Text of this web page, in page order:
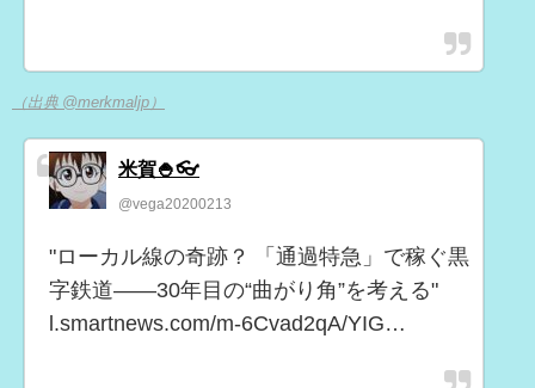
（出典 @merkmaljp）
米賀🍚👓
@vega20200213
"ローカル線の奇跡？ 「通過特急」で稼ぐ黒
字鉄道――30年目の“曲がり角”を考える"
l.smartnews.com/m-6Cvad2qA/YIG…